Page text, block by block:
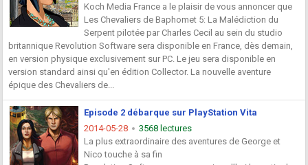
Koch Media France a le plaisir de vous annoncer que
Les Chevaliers de Baphomet 5: La Malédiction du
Serpent pilotée par Charles Cecil au sein du studio
britannique Revolution Software sera disponible en France, dès demain,
en version physique exclusivement sur PC. Le jeu sera disponible en
version standard ainsi qu'en édition Collector. La nouvelle aventure
épique des Chevaliers de...
Episode 2 débarque sur PlayStation Vita
2014-05-28
3568 lectures
La plus extraordinaire des aventures de George et
Nico touche à sa fin